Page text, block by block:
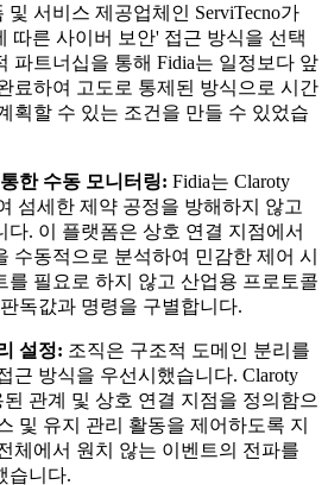
서비스 제공업체인 ServiTecno가
따른 사이버 보안' 접근 방식을 선택
파트너십을 통해 Fidia는 일정보다 앞
료하여 고도로 통제된 방식으로 시간
획할 수 있는 조건을 만들 수 있었습
한 수동 모니터링: Fidia는 Claroty
섬세한 제약 공정을 방해하지 않고
다. 이 플랫폼은 상호 연결 지점에서
수동적으로 분석하여 민감한 제어 시
를 필요로 하지 않고 산업용 프로토콜
독값과 명령을 구별합니다.
설정: 조직은 구조적 도메인 분리를
근 방식을 우선시했습니다. Claroty
관계 및 상호 연결 지점을 정의함으
및 유지 관리 활동을 제어하도록 지
체에서 원치 않는 이벤트의 전파를
습니다.